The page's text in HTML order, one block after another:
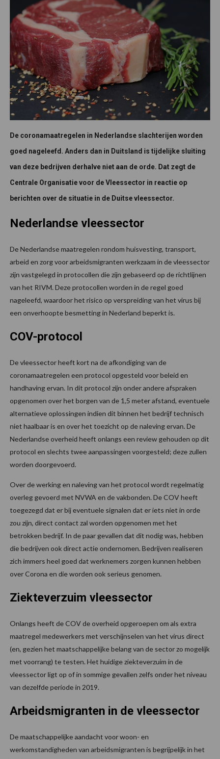
De coronamaatregelen in Nederlandse slachterijen worden
goed nageleefd. Anders dan in Duitsland is tijdelijke sluiting
van deze bedrijven derhalve niet aan de orde. Dat zegt de
Centrale Organisatie voor de Vleessector in reactie op
berichten over de situatie in de Duitse vleessector.
Nederlandse vleessector
De Nederlandse maatregelen rondom huisvesting, transport,
arbeid en zorg voor arbeidsmigranten werkzaam in de vleessector
zijn vastgelegd in protocollen die zijn gebaseerd op de richtlijnen
van het RIVM. Deze protocollen worden in de regel goed
nageleefd, waardoor het risico op verspreiding van het virus bij
een onverhoopte besmetting in Nederland beperkt is.
COV-protocol
De vleessector heeft kort na de afkondiging van de
coronamaatregelen een protocol opgesteld voor beleid en
handhaving ervan. In dit protocol zijn onder andere afspraken
opgenomen over het borgen van de 1,5 meter afstand, eventuele
alternatieve oplossingen indien dit binnen het bedrijf technisch
niet haalbaar is en over het toezicht op de naleving ervan. De
Nederlandse overheid heeft onlangs een review gehouden op dit
protocol en slechts twee aanpassingen voorgesteld; deze zullen
worden doorgevoerd.
Over de werking en naleving van het protocol wordt regelmatig
overleg gevoerd met NVWA en de vakbonden. De COV heeft
toegezegd dat er bij eventuele signalen dat er iets niet in orde
zou zijn, direct contact zal worden opgenomen met het
betrokken bedrijf. In de paar gevallen dat dit nodig was, hebben
die bedrijven ook direct actie ondernomen. Bedrijven realiseren
zich immers heel goed dat werknemers zorgen kunnen hebben
over Corona en die worden ook serieus genomen.
Ziekteverzuim vleessector
Onlangs heeft de COV de overheid opgeroepen om als extra
maatregel medewerkers met verschijnselen van het virus direct
(en, gezien het maatschappelijke belang van de sector zo mogelijk
met voorrang) te testen. Het huidige ziekteverzuim in de
vleessector ligt op of in sommige gevallen zelfs onder het niveau
van dezelfde periode in 2019.
Arbeidsmigranten in de vleessector
De maatschappelijke aandacht voor woon- en
werkomstandigheden van arbeidsmigranten is begrijpelijk in het